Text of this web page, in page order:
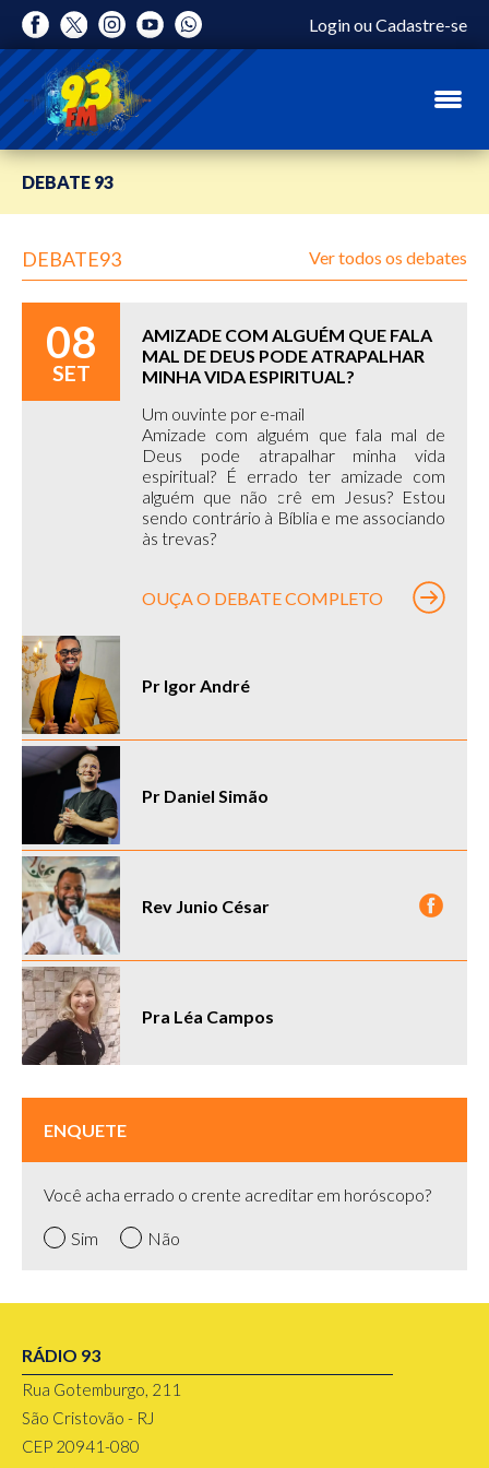
LoginouCadastre-se
DEBATE 93
DEBATE93 Ver todos os debates
08
SET
AMIZADE COM ALGUÉM QUE FALA
MAL DE DEUS PODE ATRAPALHAR
MINHA VIDA ESPIRITUAL?
Um ouvinte por e-mail
Amizade com alguém que fala mal de
Deus pode atrapalhar minha vida
espiritual? É errado ter amizade com
alguém que não crê em Jesus? Estou
sendo contrário à Bíblia e me associando
às trevas?
OUÇA O DEBATE COMPLETO
Pr Igor André
Pr Daniel Simão
Rev Junio César
Pra Léa Campos
ENQUETE
Você acha errado o crente acreditar em horóscopo?
Sim Não
RÁDIO 93
Rua Gotemburgo, 211
São Cristovão - RJ
CEP 20941-080